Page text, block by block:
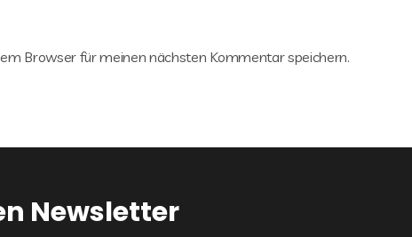
Browser für meinen nächsten Kommentar speichern.
Newsletter